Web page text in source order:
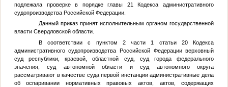
подлежала проверке в порядке главы 21 Кодекса административного
судопроизводства Российской Федерации.
Данный приказ принят исполнительным органом государственной
власти Свердловской области.
В соответствии с пунктом 2 части 1 статьи 20 Кодекса
административного судопроизводства Российской Федерации верховный
суд республики, краевой, областной суд, суд города федерального
значения, суд автономной области и суд автономного округа
рассматривают в качестве суда первой инстанции административные дела
об оспаривании нормативных правовых актов, актов, содержащих